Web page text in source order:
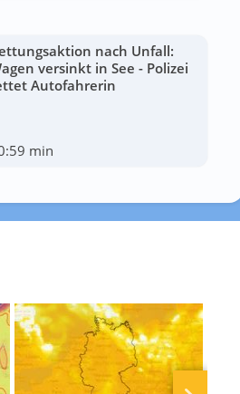
nach Unfall:
versinkt in See - Polizei
Autofahrerin
min